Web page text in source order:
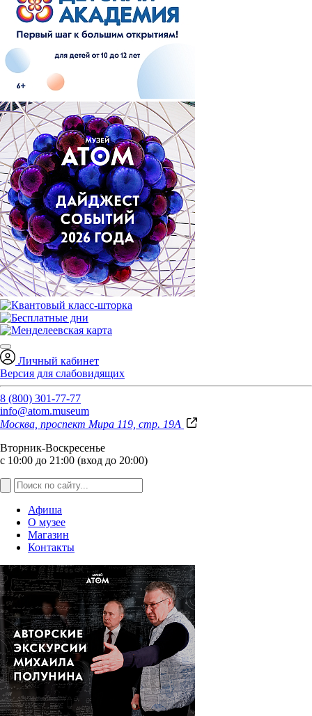
Личный кабинет
Версия для слабовидящих
8 (800) 301-77-77
info@atom.museum
Москва, проспект Мира 119, стр. 19А
Вторник-Воскресенье
с 10:00 до 21:00 (вход до 20:00)
Афиша
О музее
Магазин
Контакты